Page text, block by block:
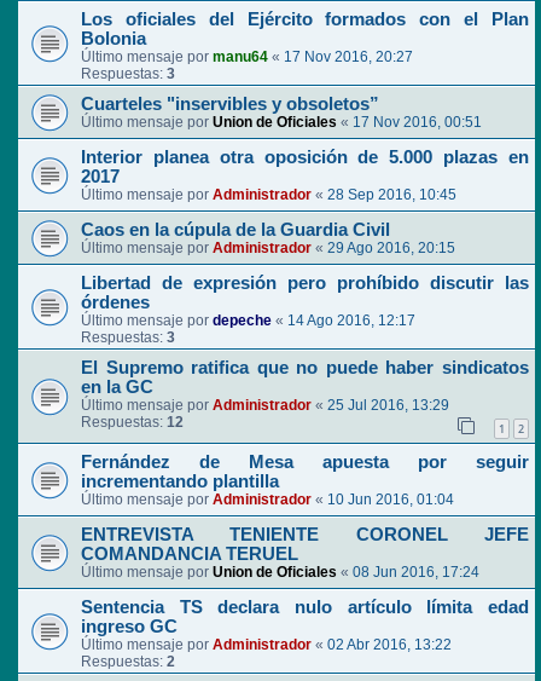
Los oficiales del Ejército formados con el Plan
Bolonia
Último mensaje por manu64 « 17 Nov 2016, 20:27
Respuestas: 3
Cuarteles "inservibles y obsoletos”
Último mensaje por Union de Oficiales « 17 Nov 2016, 00:51
Interior planea otra oposición de 5.000 plazas en
2017
Último mensaje por Administrador « 28 Sep 2016, 10:45
Caos en la cúpula de la Guardia Civil
Último mensaje por Administrador « 29 Ago 2016, 20:15
Libertad de expresión pero prohíbido discutir las
órdenes
Último mensaje por depeche « 14 Ago 2016, 12:17
Respuestas: 3
El Supremo ratifica que no puede haber sindicatos
en la GC
Último mensaje por Administrador « 25 Jul 2016, 13:29
Respuestas: 12 1 2
Fernández de Mesa apuesta por seguir
incrementando plantilla
Último mensaje por Administrador « 10 Jun 2016, 01:04
ENTREVISTA TENIENTE CORONEL JEFE
COMANDANCIA TERUEL
Último mensaje por Union de Oficiales « 08 Jun 2016, 17:24
Sentencia TS declara nulo artículo límita edad
ingreso GC
Último mensaje por Administrador « 02 Abr 2016, 13:22
Respuestas: 2